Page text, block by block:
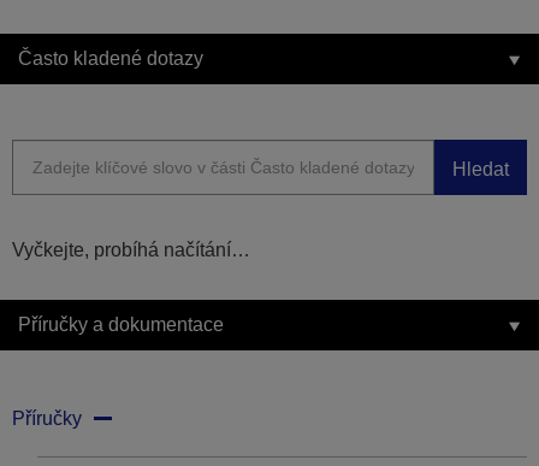
Často kladené dotazy
Hledat
Vyčkejte, probíhá načítání…
Příručky a dokumentace
Příručky